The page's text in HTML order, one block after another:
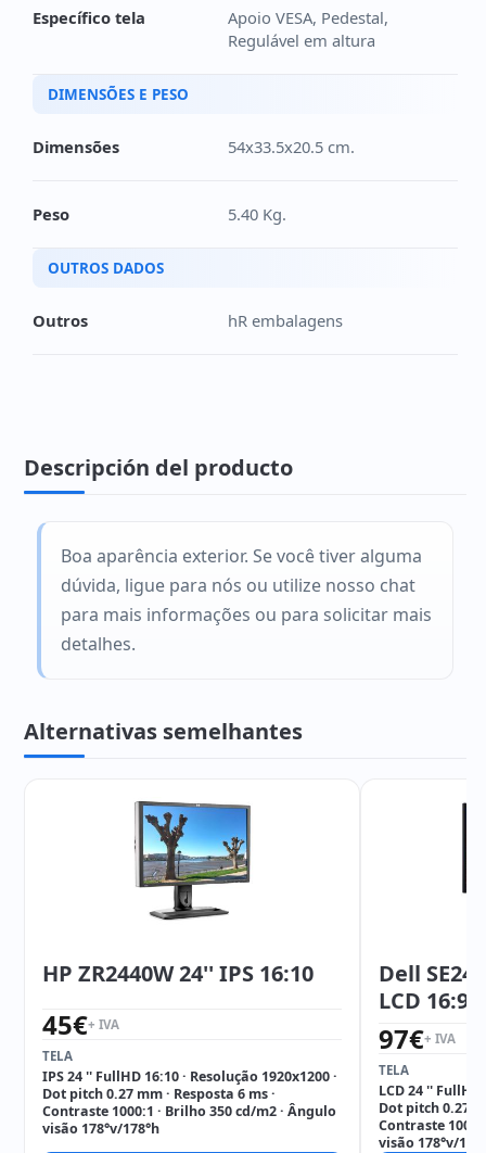
Específico tela
Apoio VESA, Pedestal,
Regulável em altura
DIMENSÕES E PESO
Dimensões 54x33.5x20.5 cm.
Peso 5.40 Kg.
OUTROS DADOS
Outros hR embalagens
Descripción del producto
Boa aparência exterior. Se você tiver alguma
dúvida, ligue para nós ou utilize nosso chat
para mais informações ou para solicitar mais
detalhes.
Alternativas semelhantes
HP ZR2440W 24'' IPS 16:10
45€+ IVA
TELA
IPS 24 '' FullHD 16:10 · Resolução 1920x1200 ·
Dot pitch 0.27 mm · Resposta 6 ms ·
Contraste 1000:1 · Brilho 350 cd/m2 · Ângulo
visão 178°v/178°h
Dell
LCD 16:9
97€+ IVA
TELA
LCD 24 '' FullHD
Dot pitch 0.275
Contraste
visão 178°v/